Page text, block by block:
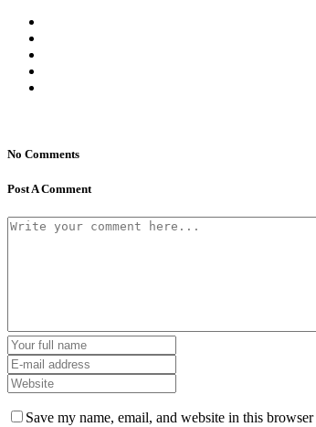
No Comments
Post A Comment
Save my name, email, and website in this